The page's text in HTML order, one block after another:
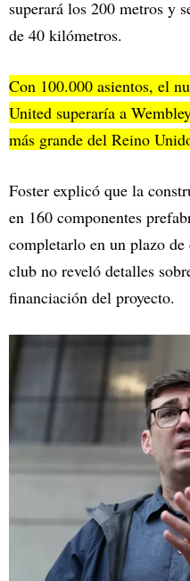
superará los 200 metros y
de 40 kilómetros.
Con 100.000 asientos, el
United superaría a
más grande del Reino
Foster explicó que la
en 160 componentes
completarlo en un plazo
club no reveló detalles
financiación del proyecto.